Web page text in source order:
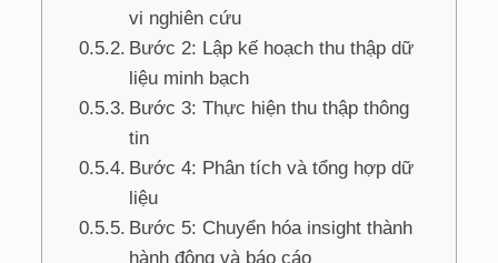
vi nghiên cứu
Bước 2: Lập kế hoạch thu thập dữ
liệu minh bạch
Bước 3: Thực hiện thu thập thông
tin
Bước 4: Phân tích và tổng hợp dữ
liệu
Bước 5: Chuyển hóa insight thành
hành động và báo cáo